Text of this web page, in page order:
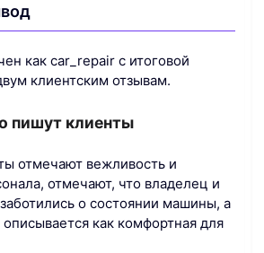
как car_repair с итоговой
клиентским отзывам.
пишут клиенты
отмечают вежливость и
отмечают, что владелец и
о состоянии машины, а
как комфортная для